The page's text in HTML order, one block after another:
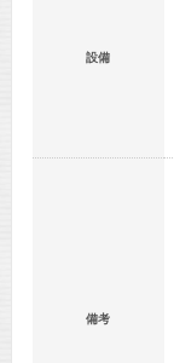
設備
備考